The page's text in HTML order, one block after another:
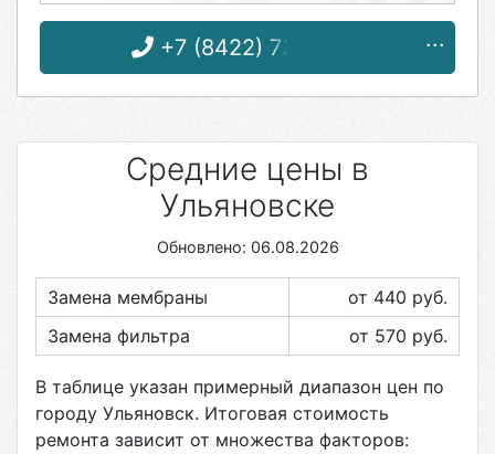
+7 (8422) 73-29-19
Средние цены в
Ульяновске
Обновлено: 06.08.2026
Замена мембраны от 440 руб.
Замена фильтра
от 570 руб.
В таблице указан примерный диапазон цен по
городу Ульяновск. Итоговая стоимость
ремонта зависит от множества факторов: